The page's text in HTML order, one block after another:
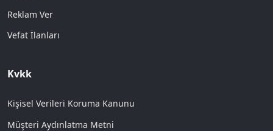
Reklam Ver
Vefat İlanları
Kvkk
Kişisel Verileri Koruma Kanunu
Müşteri Aydınlatma Metni